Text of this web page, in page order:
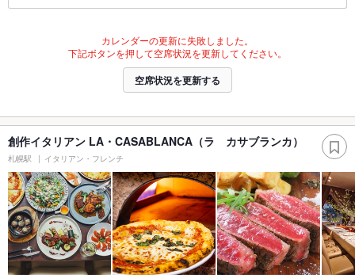
カレンダーの更新に失敗しました。
下記ボタンを押して空席状況を更新してください。
空席状況を更新する
創作イタリアン LA・CASABLANCA（ラ カサブランカ）
札幌駅 イタリアン・フレンチ